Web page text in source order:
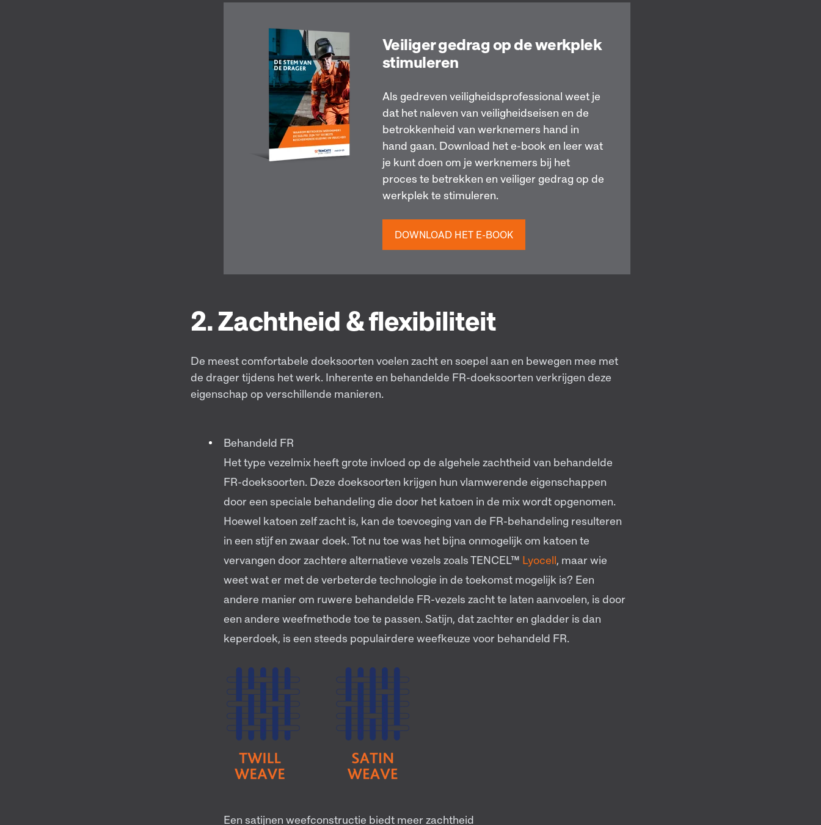
Veiliger gedrag op de werkplek
stimuleren
Als gedreven veiligheidsprofessional weet je
dat het naleven van veiligheidseisen en de
betrokkenheid van werknemers hand in
hand gaan. Download het e-book en leer wat
je kunt doen om je werknemers bij het
proces te betrekken en veiliger gedrag op de
werkplek te stimuleren.
DOWNLOAD HET E-BOOK
2. Zachtheid & flexibiliteit
De meest comfortabele doeksoorten voelen zacht en soepel aan en bewegen mee met
de drager tijdens het werk. Inherente en behandelde FR-doeksoorten verkrijgen deze
eigenschap op verschillende manieren.
Behandeld FR
Het type vezelmix heeft grote invloed op de algehele zachtheid van behandelde
FR-doeksoorten. Deze doeksoorten krijgen hun vlamwerende eigenschappen
door een speciale behandeling die door het katoen in de mix wordt opgenomen.
Hoewel katoen zelf zacht is, kan de toevoeging van de FR-behandeling resulteren
in een stijf en zwaar doek. Tot nu toe was het bijna onmogelijk om katoen te
vervangen door zachtere alternatieve vezels zoals TENCEL™ Lyocell, maar wie
weet wat er met de verbeterde technologie in de toekomst mogelijk is? Een
andere manier om ruwere behandelde FR-vezels zacht te laten aanvoelen, is door
een andere weefmethode toe te passen. Satijn, dat zachter en gladder is dan
keperdoek, is een steeds populairdere weefkeuze voor behandeld FR.
Een satijnen weefconstructie biedt meer zachtheid